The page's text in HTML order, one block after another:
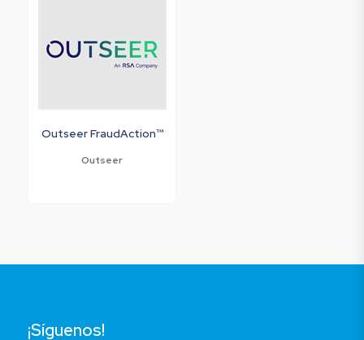
Outseer FraudAction™
Outseer
¡Síguenos!